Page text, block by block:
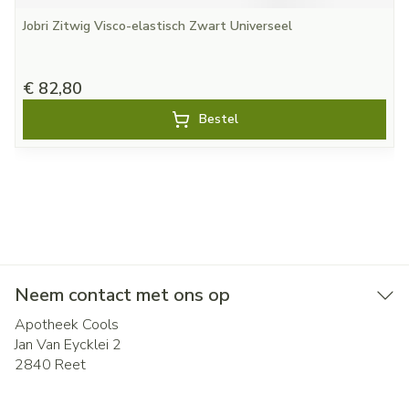
Jobri Zitwig Visco-elastisch Zwart Universeel
€ 82,80
Bestel
Neem contact met ons op
Apotheek Cools
Jan Van Eycklei 2
2840 Reet